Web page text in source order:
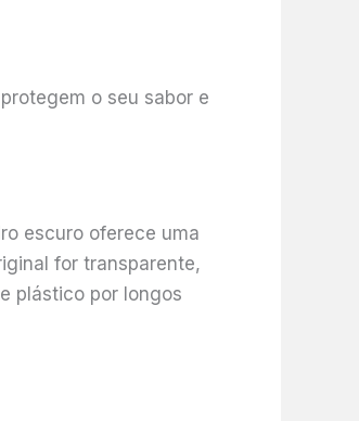
o seu sabor e
escuro oferece uma
for transparente,
plástico por longos